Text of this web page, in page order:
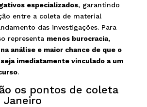
especializados, garantindo
entre a coleta de material
das investigações. Para
representa menos burocracia,
análise e maior chance de que o
imediatamente vinculado a um
.
os pontos de coleta
Janeiro